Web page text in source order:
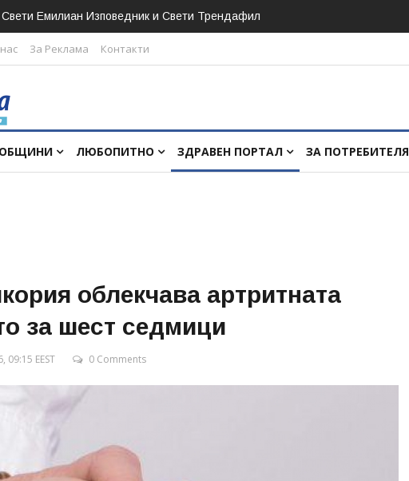
Свeти Емилиан Изповедник и Свети Трендафил
За Реклама Контакти
ОБЩИНИ ЛЮБОПИТНО ЗДРАВЕН ПОРТАЛ ЗА ПОТРЕБИТЕЛЯ
облекчава артритната
за шест седмици
09:15 EEST 0 Comments